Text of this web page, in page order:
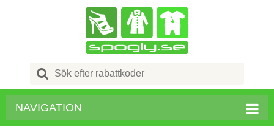
Search
for:
NAVIGATION